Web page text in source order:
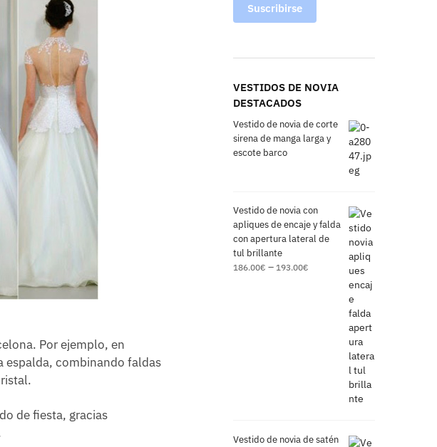
Por ejemplo, en
espalda, combinando faldas
de fiesta, gracias
Suscribirse
VESTIDOS DE NOVIA
DESTACADOS
Vestido de novia de corte
sirena de manga larga y
escote barco
Vestido de novia con
apliques de encaje y falda
con apertura lateral de
tul brillante
186.00€ – 193.00€
Vestido de novia de satén